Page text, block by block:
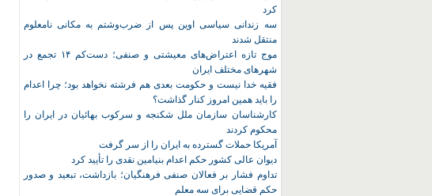
کرد
سه زندانی سیاسی اوین پس از ضرب‌وشتم به مکانی نامعلوم
منتقل شدند
موج تازه اعتراض‌های معیشتی و صنفی؛ دست‌کم ۱۴ تجمع در
شهرهای مختلف ایران
فقیه خدا نیست و حکومت بعدی هم فرشته نخواهد بود؛ چرا اعدام
را باید همین امروز کنار گذاشت؟
کارشناسان سازمان ملل شکنجه و سرکوب بهائیان در ایران را
محکوم کردند
آمریکا حملات گسترده به ایران را از سر گرفت
دیوان عالی کشور حکم اعدام بنیامین نقدی را تأیید کرد
تداوم فشار بر فعالان صنفی فرهنگیان؛ بازداشت، تبعید و صدور
حکم قضایی برای سه معلم